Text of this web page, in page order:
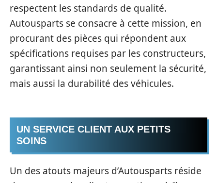
respectent les standards de qualité.
Autousparts se consacre à cette mission, en
procurant des pièces qui répondent aux
spécifications requises par les constructeurs,
garantissant ainsi non seulement la sécurité,
mais aussi la durabilité des véhicules.
UN SERVICE CLIENT AUX PETITS
SOINS
Un des atouts majeurs d’Autousparts réside